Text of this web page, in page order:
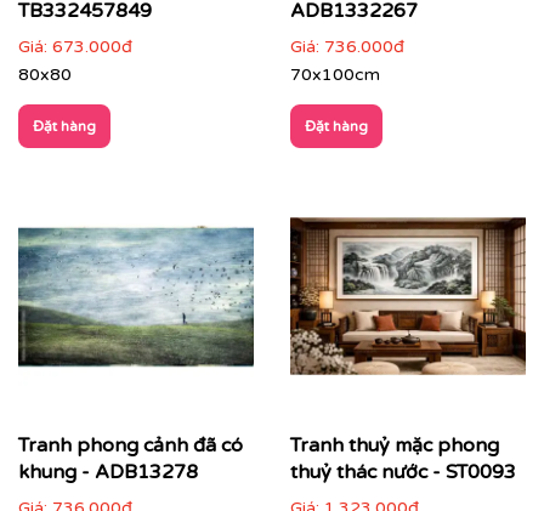
TB332457849
Giá: 673.000đ
80x80
Đặt hàng
ADB1332267
Giá: 736.000đ
70x100cm
Đặt hàng
Tranh phong cảnh đã có
khung - ADB13278
Tranh thuỷ mặc phong
thuỷ thác nước - ST0093